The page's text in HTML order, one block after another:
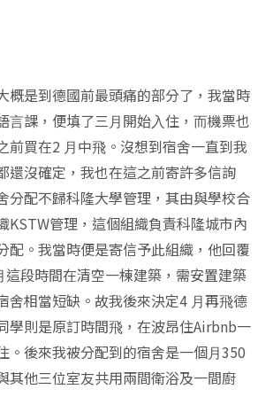
概是到德國前最頭痛的部分了，我當時
⾔課，便填了三⽉開始⼊住，⽽機票也
前買在2 ⽉中⾶。沒想到宿舍⼀直到我
還沒確定，我也在這之前寄許多信詢
分配不歸科隆⼤學管理，其由與學校合
KSTW管理，這個組織負責科隆城市內
配。我當時便是寄信予此組織，他回覆
這段時間在清空⼀棟建築，需安置建築
舍相當短缺。故我後來決定4 ⽉再⾶德
學則是原訂時間⾶，在波昂住Airbnb⼀
。後來我被分配到的宿舍是⼀個⽉350
其他三位室友共⽤兩間衛浴及⼀間廚